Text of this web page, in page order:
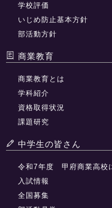
学校評価
いじめ防止基本方針
部活動方針
商業教育
商業教育とは
学科紹介
資格取得状況
課題研究
中学生の皆さん
令和7年度 甲府商業高校
入試情報
全国募集